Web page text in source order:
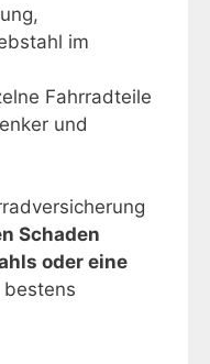
im
Fahrradteile
und
Schaden
oder eine
bestens